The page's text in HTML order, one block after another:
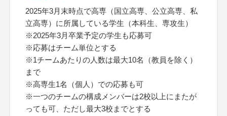
2025年3月末時点で高専（国立高専、公立高専、私
立高専）に所属している学生（本科生、専攻生）
※2025年3月卒業予定の学生も応募可
※応募はチーム単位とする
※1チームあたりの人数は最大10名（教員を除く）
まで
※高専生1名（個人）での応募も可
※一つのチームの構成メンバーは2校以上にまたが
っても可、ただし最大3校までとする